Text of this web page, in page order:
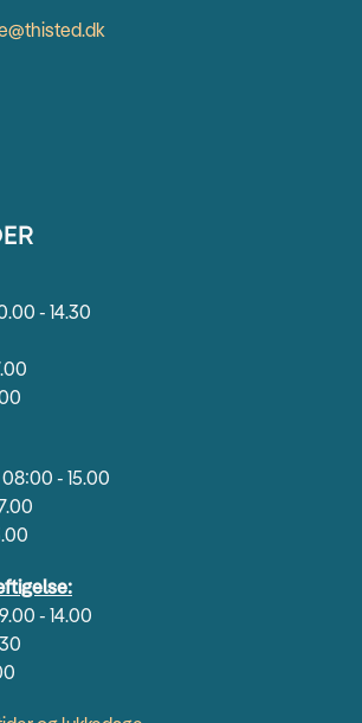
- 14.30
- 15.00
- 14.00